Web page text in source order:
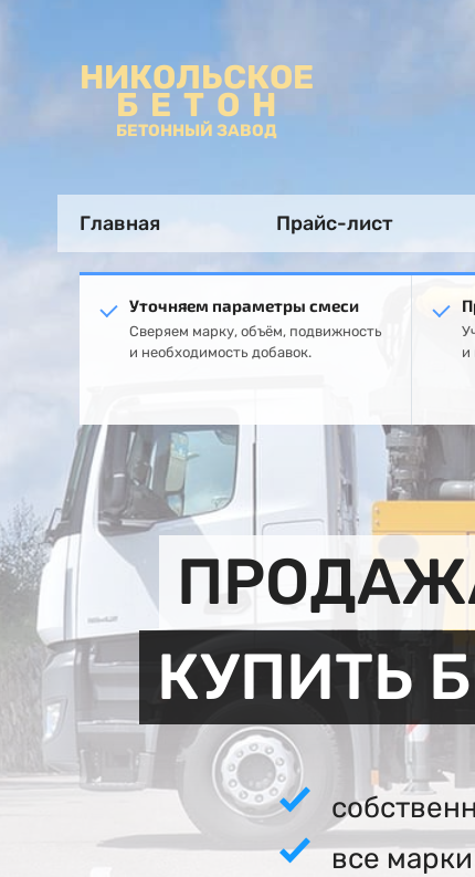
НИКОЛЬСКОЕ
БЕТОН
БЕТОННЫЙ ЗАВОД
Главная Прайс-лист
Уточняем параметры смеси
Сверяем марку, объём, подвижность
и необходимость добавок.
и
КУПИТЬ
все